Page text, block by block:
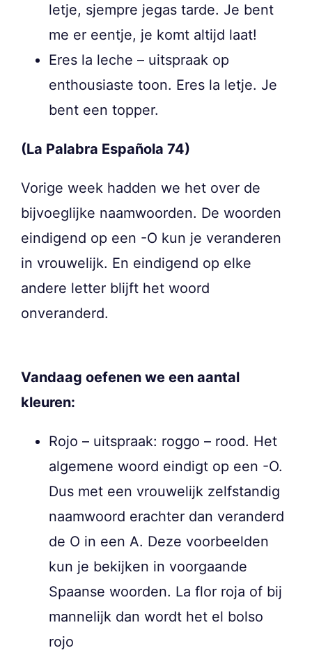
letje, sjempre jegas tarde. Je bent
me er eentje, je komt altijd laat!
Eres la leche – uitspraak op
enthousiaste toon. Eres la letje. Je
bent een topper.
(La Palabra Española 74)
Vorige week hadden we het over de
bijvoeglijke naamwoorden. De woorden
eindigend op een -O kun je veranderen
in vrouwelijk. En eindigend op elke
andere letter blijft het woord
onveranderd.
Vandaag oefenen we een aantal
kleuren:
Rojo – uitspraak: roggo – rood. Het
algemene woord eindigt op een -O.
Dus met een vrouwelijk zelfstandig
naamwoord erachter dan veranderd
de O in een A. Deze voorbeelden
kun je bekijken in voorgaande
Spaanse woorden. La flor roja of bij
mannelijk dan wordt het el bolso
rojo